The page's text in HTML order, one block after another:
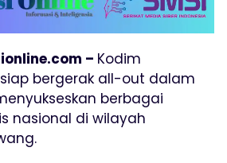
– Kodim
bergerak all-out dalam
berbagai
nasional di wilayah